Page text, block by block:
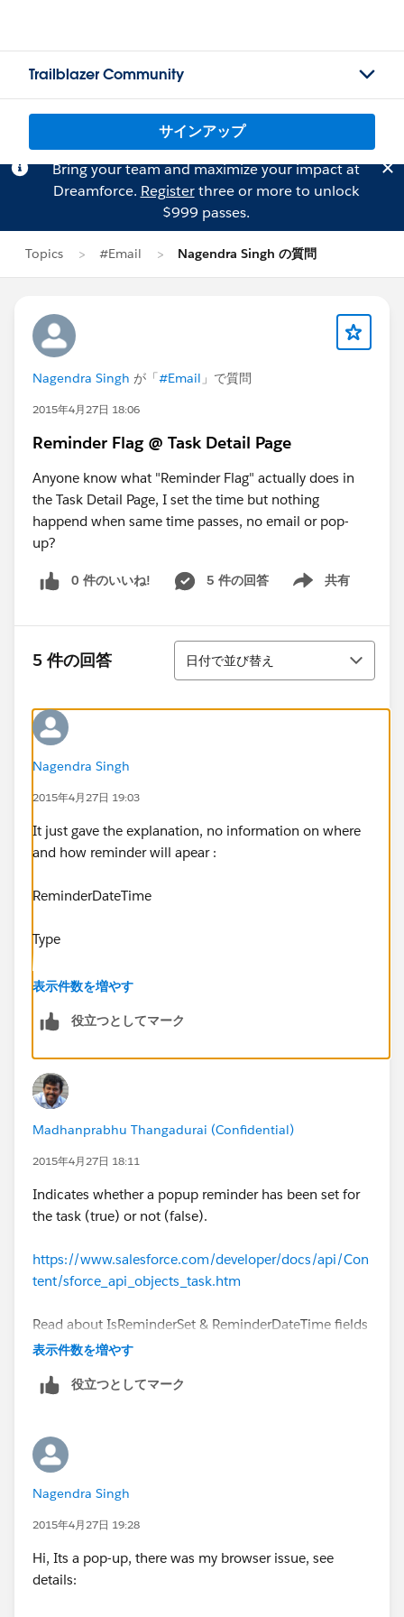
Trailblazer Community
サインアップ
Bring your team and maximize your impact at
Dreamforce. Registerthree or more to unlock
$999 passes.
Topics #Email Nagendra Singh の質問
Nagendra Singh が「#Email 」で質問
2015年4月27日 18:06
Reminder Flag @ Task Detail Page
Anyone know what "Reminder Flag" actually does in
the Task Detail Page, I set the time but nothing
happend when same time passes, no email or pop-
up?
0 件のいいね! 5 件の回答 共有
Show menu
5 件の回答
並び替え
日付で並び替え
Nagendra Singh
2015年4月27日 19:03
It just gave the explanation, no information on where
and how reminder will apear :
ReminderDateTime
Type
dateTime
Properties
Create, Filter, Nillable, Sort, Update
Description
Represents the time when the reminder is scheduled
If IsReminderSet is set to false, then the user may have
deselected the reminder checkbox in
already fired at the time indicated by the value.
表示件数を増やす
役立つとしてマーク
Madhanprabhu Thangadurai (Confidential)
2015年4月27日 18:11
Indicates whether a popup reminder has been set for
the task (true) or not (false).
https://www.salesforce.com/developer/docs/api/Con
tent/sforce_api_objects_task.htm
Read about IsReminderSet & ReminderDateTime fields
mentioned in the above link.
表示件数を増やす
役立つとしてマーク
Nagendra Singh
2015年4月27日 19:28
Hi, Its a pop-up, there was my browser issue, see
details: